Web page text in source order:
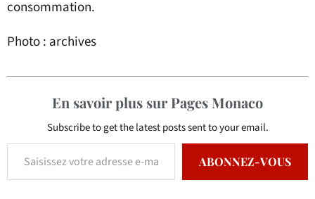
consommation.
Photo : archives
En savoir plus sur Pages Monaco
Subscribe to get the latest posts sent to your email.
ABONNEZ-VOUS